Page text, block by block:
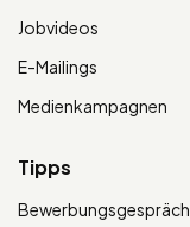
Jobvideos
E-Mailings
Medienkampagnen
Tipps
Bewerbungsgespräch